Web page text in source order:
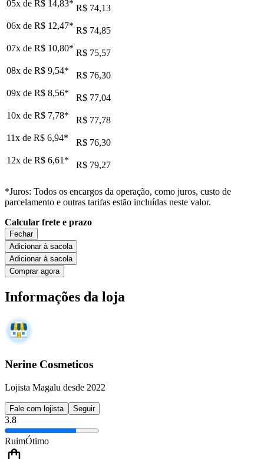
05x de R$ 14,83* R$ 74,13
06x de R$ 12,47* R$ 74,85
07x de R$ 10,80* R$ 75,57
08x de R$ 9,54*
R$ 76,30
09x de R$ 8,56*
R$ 77,04
10x de R$ 7,78*
R$ 77,78
11x de R$ 6,94*
R$ 76,30
12x de R$ 6,61 * R$ 79,27
*Juros: Todos os encargos da operação, como juros, custo de
parcelamento e outras tarifas estão incluídas neste valor.
Calcular frete e prazo
Fechar
Adicionar à sacola
Adicionar à sacola
Comprar agora
Informações da loja
Nerine Cosmeticos
Lojista Magalu desde 2022
Fale com lojista Seguir
3.8
RuimÓtimo